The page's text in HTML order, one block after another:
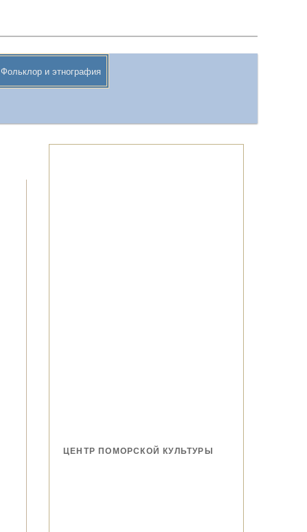
Фольклор и этнография
ЦЕНТР ПОМОРСКОЙ КУЛЬТУРЫ